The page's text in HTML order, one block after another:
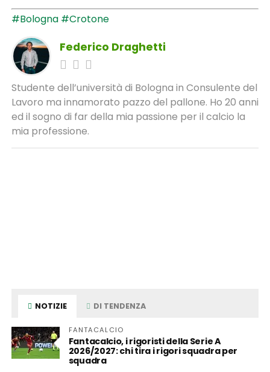
#Bologna #Crotone
Federico Draghetti
Studente dell’università di Bologna in Consulente del
Lavoro ma innamorato pazzo del pallone. Ho 20 anni
ed il sogno di far della mia passione per il calcio la
mia professione.
NOTIZIE DI TENDENZA
FANTACALCIO
Fantacalcio, i rigoristi della Serie A
2026/2027: chi tira i rigori squadra per
squadra